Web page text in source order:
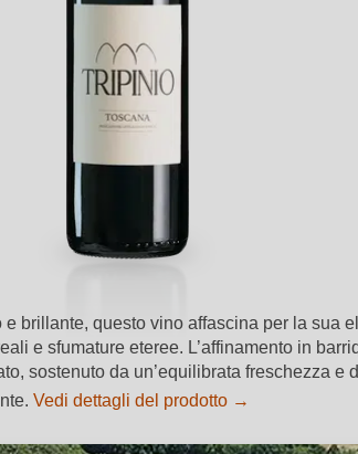
brillante, questo vino affascina per la sua
e sfumature eteree. L’affinamento in
sostenuto da un’equilibrata freschezza
Vedi dettagli del prodotto →